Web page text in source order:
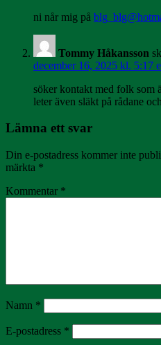
ni når mig på
Tommy Håkansson
december 16, 2025 kl. 5:17
söker kontakt med folk som
leter även släkt på rådane
Lämna ett svar
Din e-postadress kommer inte
märkta *
Kommentar *
Namn *
E-postadress *